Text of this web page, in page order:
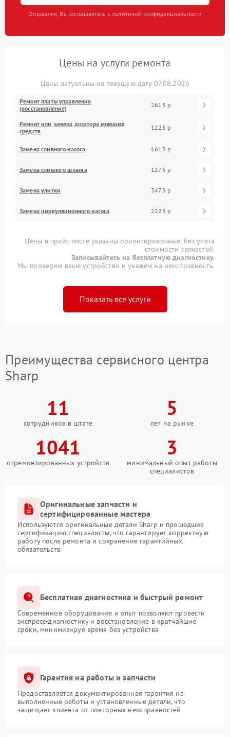
Отправляя, Вы соглашаетесь с политикой конфиденциальности
Цены на услуги ремонта
Цены актуальны на текущую дату 07.08.2026
Ремонт платы управления
(восстановление)
2615 р
Ремонт или замена дозатора моющих
средств
1225 р
Замена сливного насоса 1615 р
Замена сливного шланга 1275 р
Замена улитки 3475 р
Замена циркуляционного насоса 2225 р
Цены в прайс-листе указаны ориентировочные, без учета
стоимости запчастей.
Записывайтесь на бесплатную диагностику.
Мы проверим ваше устройство и укажем на неисправность.
Показать все услуги
Преимущества сервисного центра
Sharp
11
сотрудников в штате
5
лет на рынке
1041
отремонтированных устройств
3
минимальный опыт работы
специалистов
Оригинальные запчасти и
сертифицированные мастера
Используются оригинальные детали Sharp и прошедшие
сертификацию специалисты, что гарантирует корректную
работу после ремонта и сохранение гарантийных
обязательств
Бесплатная диагностика и быстрый ремонт
Современное оборудование и опыт позволяют провести
экспресс-диагностику и восстановление в кратчайшие
сроки, минимизируя время без устройства
Гарантия на работы и запчасти
Предоставляется документированная гарантия на
выполненные работы и установленные детали, что
защищает клиента от повторных неисправностей